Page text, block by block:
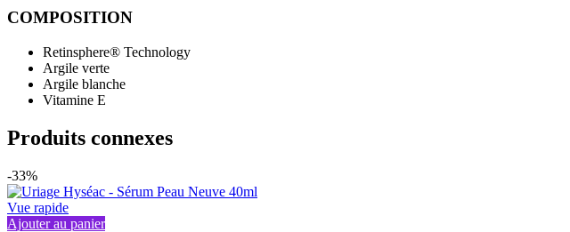
COMPOSITION
Retinsphere® Technology
Argile verte
Argile blanche
Vitamine E
Produits connexes
-33%
Vue rapide
Ajouter au panier